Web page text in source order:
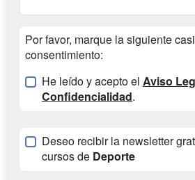
Por favor, marque la siguiente
consentimiento:
He leído y acepto el Aviso
Confidencialidad.
Deseo recibir la newsletter
cursos de Deporte